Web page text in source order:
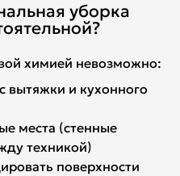
уборка
химией невозможно:
вытяжки и кухонного
места (стенные
техникой)
поверхности